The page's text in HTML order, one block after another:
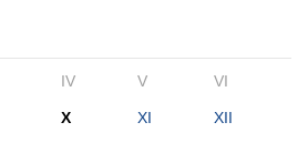
IV V VI
X XI XII